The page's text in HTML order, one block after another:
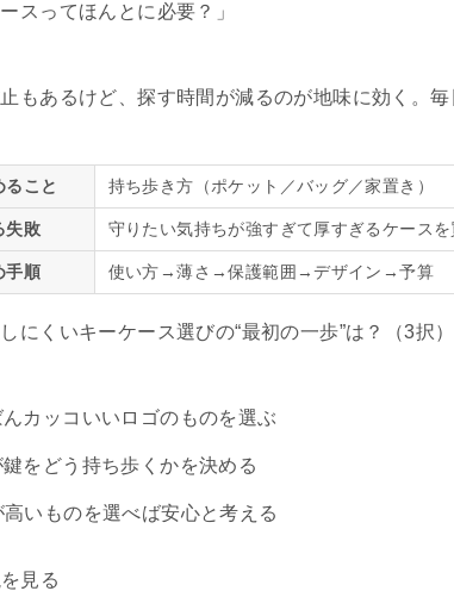
ースってほんとに必要？」
止もあるけど、探す時間が減るのが地味に効く。
ること 持ち歩き方（ポケット／バッグ／家置き）
失敗 守りたい気持ちが強すぎて厚すぎるケース
手順 使い方→薄さ→保護範囲→デザイン→予算
にくいキーケース選びの“最初の一歩”は？（3択）
カッコいいロゴのものを選ぶ
をどう持ち歩くかを決める
いものを選べば安心と考える
見る